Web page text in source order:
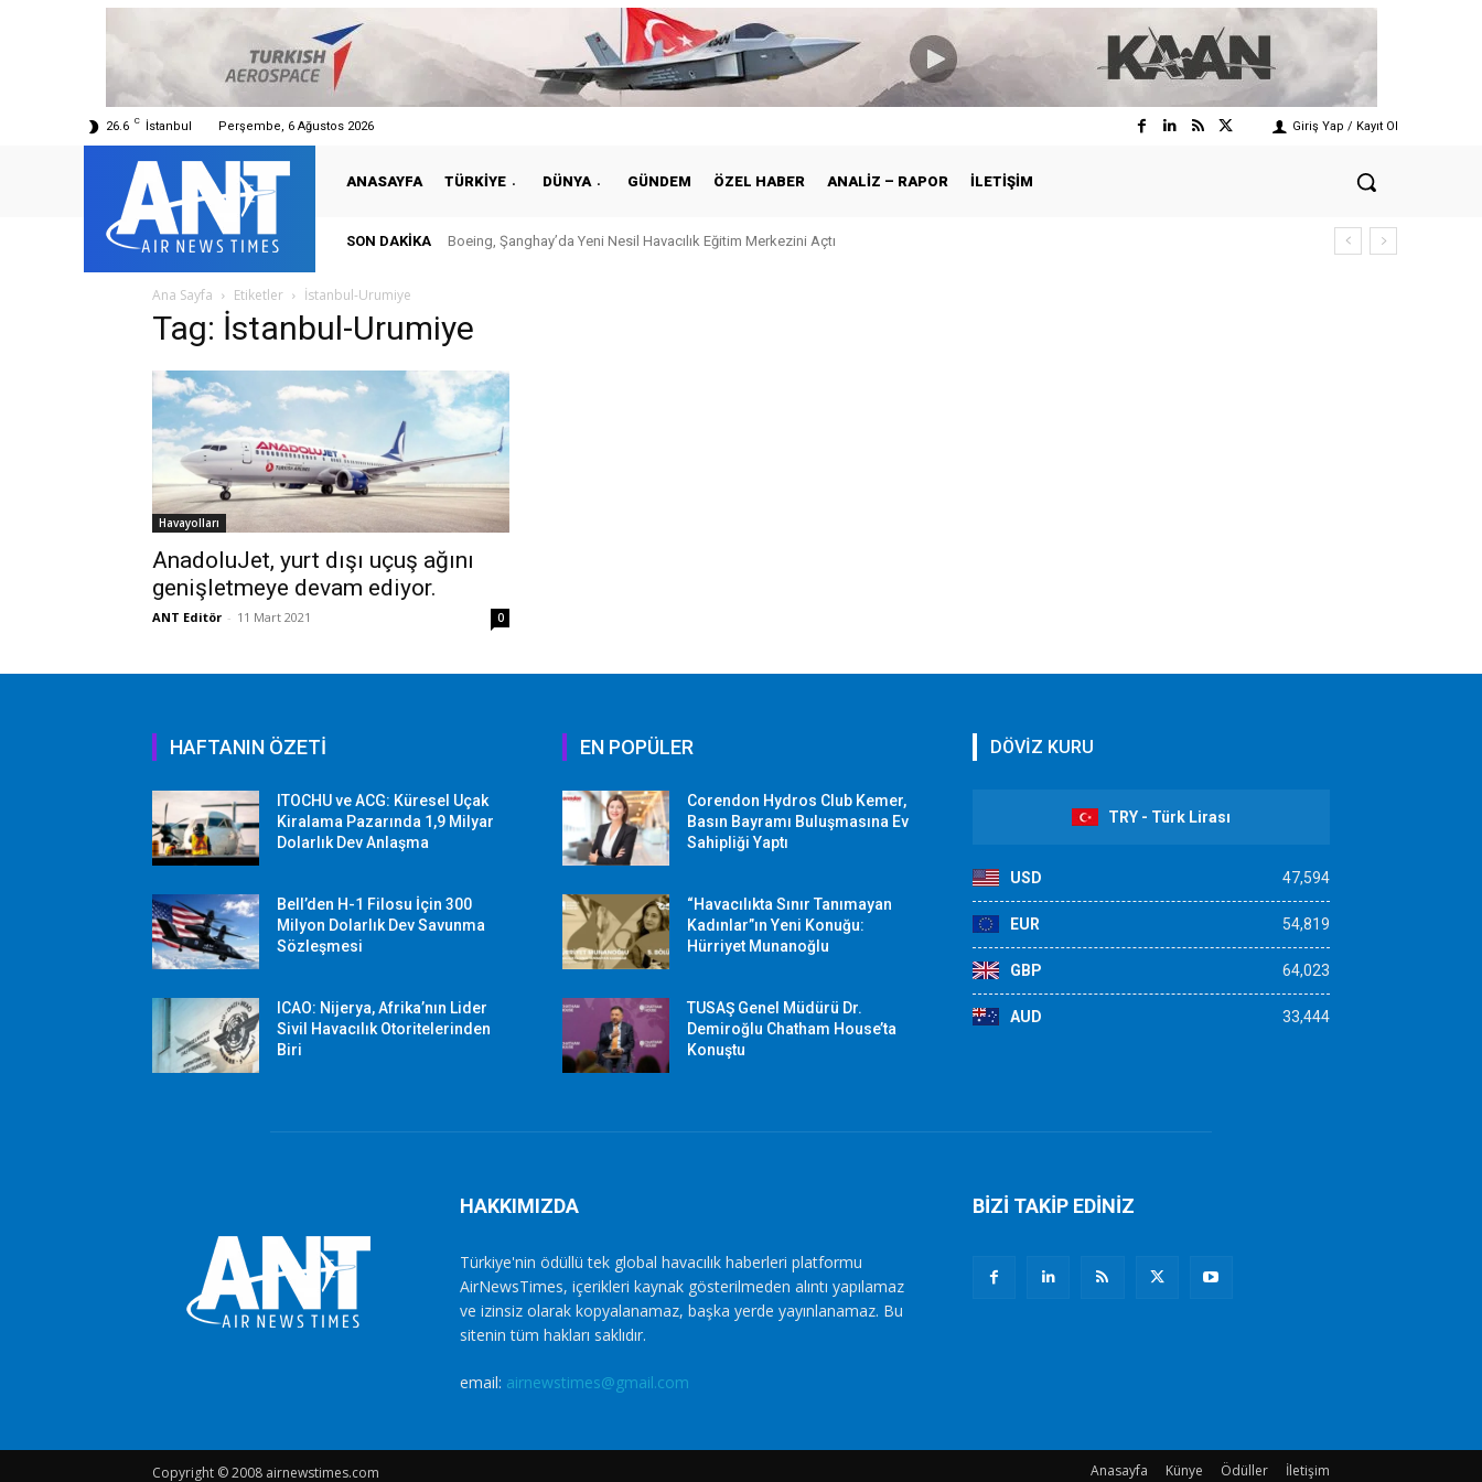
26.6 C İstanbul Perşembe, 6 Ağustos 2026 Giriş Yap / Kayıt Ol
ANASAYFA TÜRKIYE DÜNYA GÜNDEM ÖZEL HABER ANALIZ – RAPOR İLETIŞIM
SON DAKIKA Boeing, Şanghay’da Yeni Nesil Havacılık Eğitim Merkezini Açtı
Ana Sayfa Etiketler İstanbul-Urumiye
Tag: İstanbul-Urumiye
Havayolları
AnadoluJet, yurt dışı uçuş ağını
genişletmeye devam ediyor.
ANT Editör - 11 Mart 2021 0
HAFTANIN ÖZETİ
ITOCHU ve ACG: Küresel Uçak
Kiralama Pazarında 1,9 Milyar
Dolarlık Dev Anlaşma
Bell’den H-1 Filosu İçin 300
Milyon Dolarlık Dev Savunma
Sözleşmesi
ICAO: Nijerya, Afrika’nın Lider
Sivil Havacılık Otoritelerinden
Biri
EN POPÜLER
Corendon Hydros Club Kemer,
Basın Bayramı Buluşmasına Ev
Sahipliği Yaptı
“Havacılıkta Sınır Tanımayan
Kadınlar”ın Yeni Konuğu:
Hürriyet Munanoğlu
TUSAŞ Genel Müdürü Dr.
Demiroğlu Chatham House’ta
Konuştu
DÖVİZ KURU
TRY - Türk Lirası
USD 47,594
EUR 54,819
GBP 64,023
AUD 33,444
HAKKIMIZDA
Türkiye'nin ödüllü tek global havacılık haberleri platformu
AirNewsTimes, içerikleri kaynak gösterilmeden alıntı yapılamaz
ve izinsiz olarak kopyalanamaz, başka yerde yayınlanamaz. Bu
sitenin tüm hakları saklıdır.
email: airnewstimes@gmail.com
BİZİ TAKİP EDİNİZ
Copyright © 2008 airnewstimes.com Anasayfa Künye Ödüller İletişim